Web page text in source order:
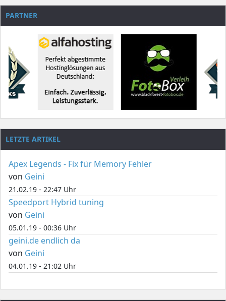
PARTNER
LETZTE ARTIKEL
Apex Legends - Fix für Memory Fehler
von Geini
21.02.19 - 22:47 Uhr
Speedport Hybrid tuning
von Geini
05.01.19 - 00:36 Uhr
geini.de endlich da
von Geini
04.01.19 - 21:02 Uhr